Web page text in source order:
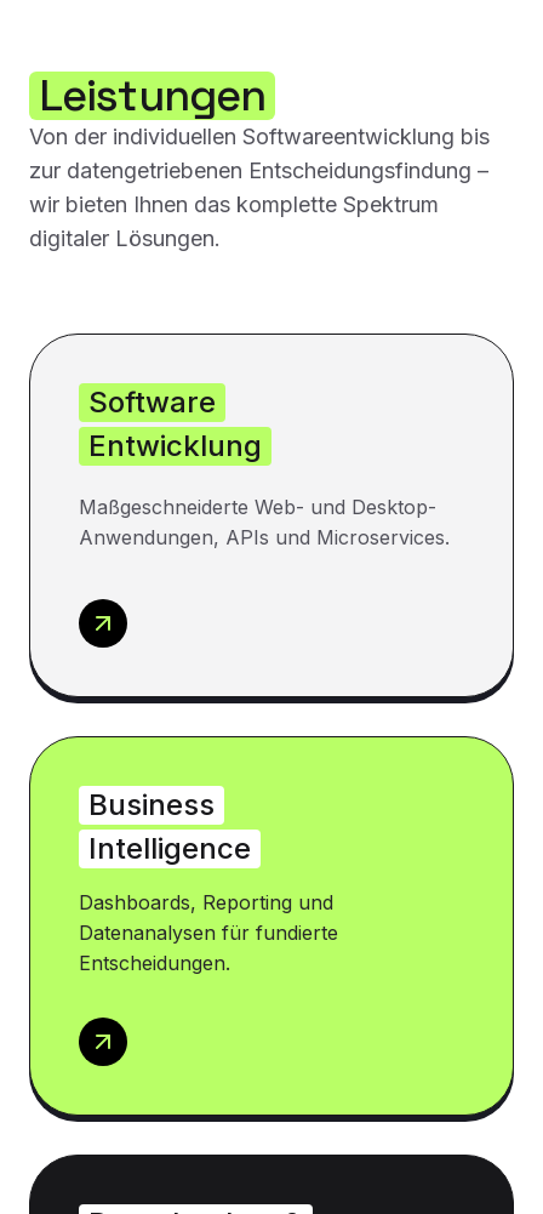
Leistungen
Von der individuellen Softwareentwicklung bis
zur datengetriebenen Entscheidungsfindung –
wir bieten Ihnen das komplette Spektrum
digitaler Lösungen.
Software
Entwicklung
Maßgeschneiderte Web- und Desktop-
Anwendungen, APIs und Microservices.
Business
Intelligence
Dashboards, Reporting und
Datenanalysen für fundierte
Entscheidungen.